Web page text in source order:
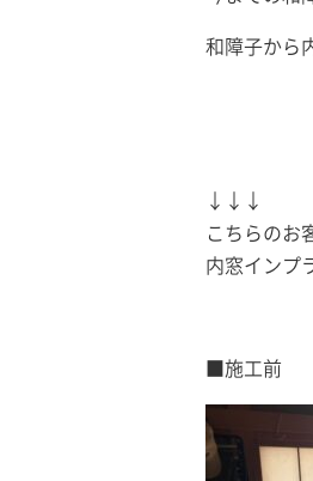
和障子から
↓↓↓
こちらのお
内窓インプ
■施工前